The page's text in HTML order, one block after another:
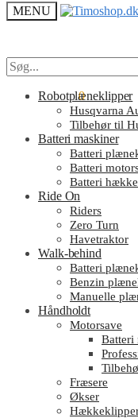
MENU
Søg
efter:
kr.0.00 0
Søg
efter:
Robotplæneklipper
Husqvarna
Tilbehør til
Batteri maskiner
Batteri
Batteri
Batteri
Ride On
Riders
Zero Turn
Havetraktor
Walk-behind
Batteri
Benzin
Manuelle
Håndholdt
Motorsave
Batteri
Fræsere
Økser